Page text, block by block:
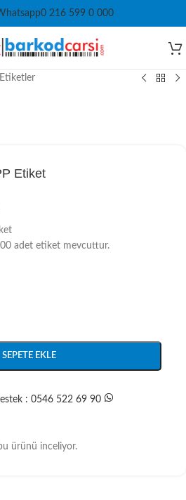
0 216 599 0 000
Etiket
adet etiket mevcuttur.
SEPETE EKLE
: 0546 522 69 90
ürünü inceliyor.